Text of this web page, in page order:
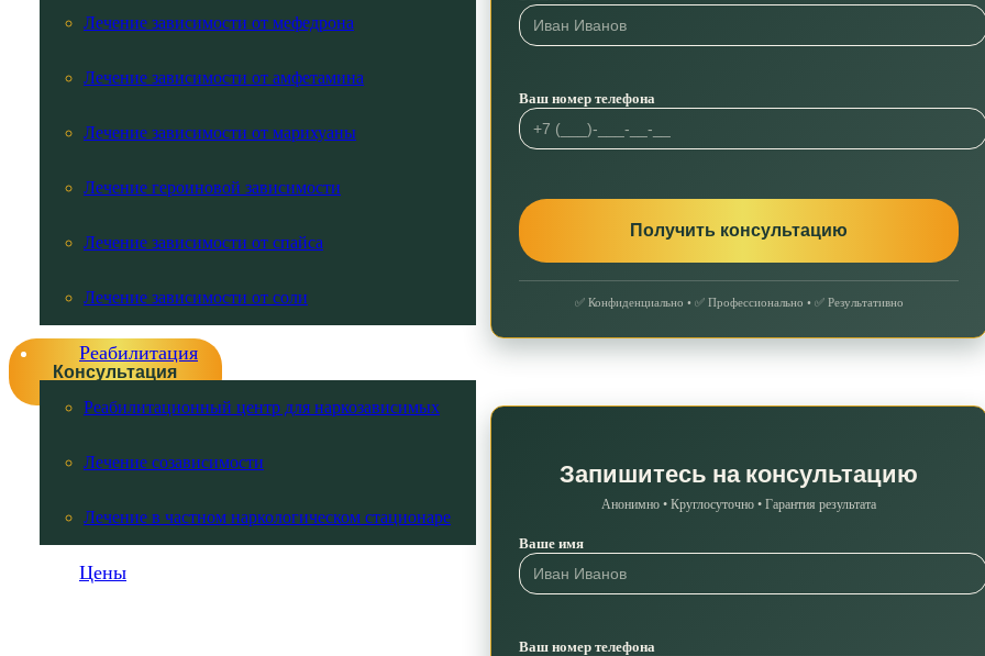
Лечение зависимости от мефедрона
Лечение зависимости от амфетамина
Лечение зависимости от марихуаны
Лечение героиновой зависимости
Лечение зависимости от спайса
Лечение зависимости от соли
Реабилитация
Реабилитационный центр для наркозависимых
Лечение созависимости
Лечение в частном наркологическом стационаре
Цены
Ваш номер телефона
✅ Конфиденциально • ✅ Профессионально • ✅ Результативно
Консультация
Запишитесь на консультацию
Анонимно • Круглосуточно • Гарантия результата
Ваше имя
Ваш номер телефона